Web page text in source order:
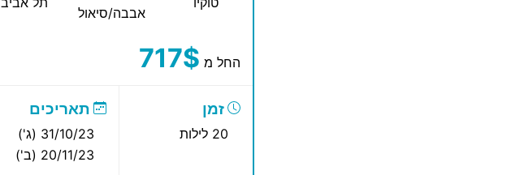
אבבה/סיאול
החל מ 717$
זמן
20 לילות
תאריכים
31/10/23 (ג')
20/11/23 (ב')